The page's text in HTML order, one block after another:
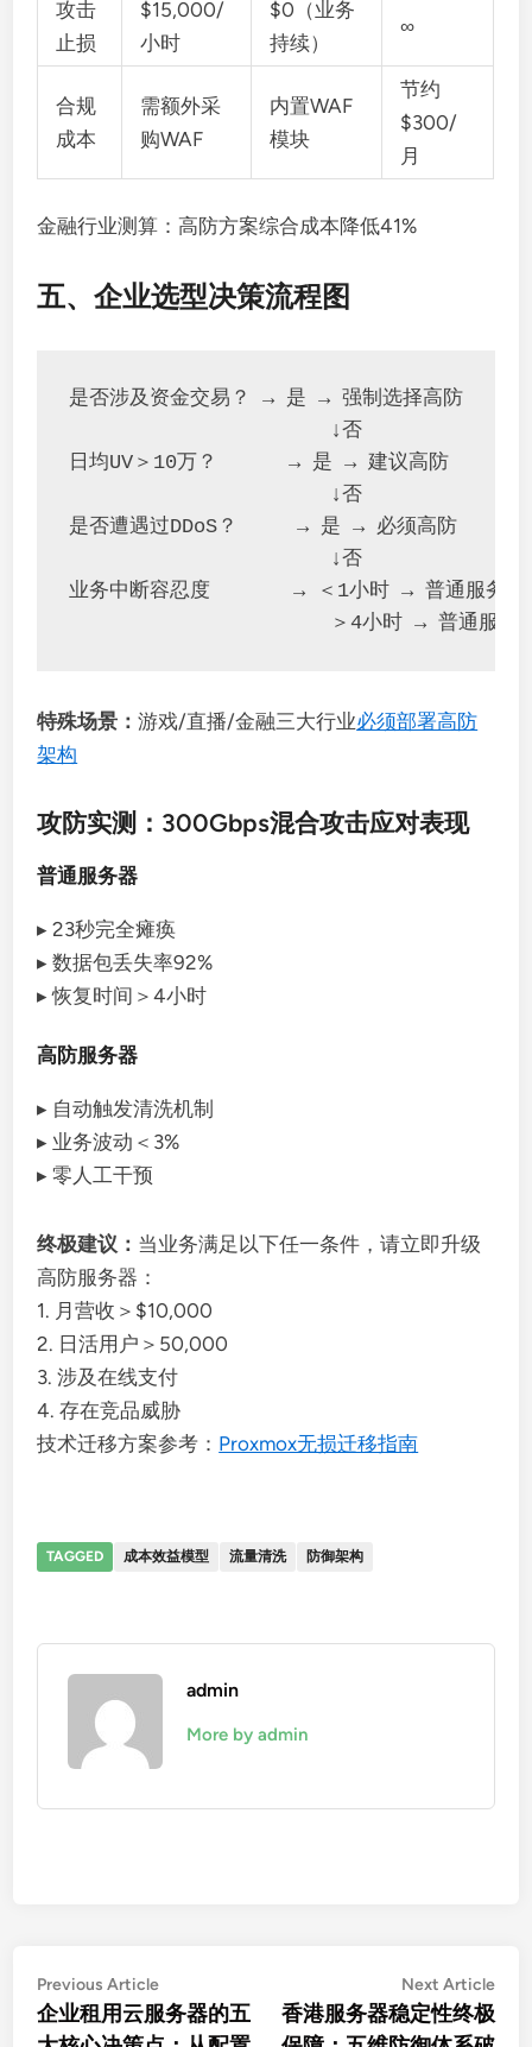
攻击
止损
$15,000/
小时
$0（业务
持续）
∞
合规
成本
需额外采
购WAF
内置WAF
模块
节约
$300/
月
金融行业测算：高防方案综合成本降低41%
五、企业选型决策流程图
是否涉及资金交易？ → 是 → 强制选择高防
                      ↓否
日均UV＞10万？      → 是 → 建议高防
                      ↓否
是否遭遇过DDoS？     → 是 → 必须高防
                      ↓否
业务中断容忍度       → ＜1小时 → 普通服务器
＞4小时 → 普通服务
特殊场景：游戏/直播/金融三大行业必须部署高防
架构
攻防实测：300Gbps混合攻击应对表现
普通服务器
▸ 23秒完全瘫痪
▸ 数据包丢失率92%
▸ 恢复时间＞4小时
高防服务器
▸ 自动触发清洗机制
▸ 业务波动＜3%
▸ 零人工干预
终极建议： 当业务满足以下任一条件，请立即升级
高防服务器：
1. 月营收＞$10,000
2. 日活用户＞50,000
3. 涉及在线支付
4. 存在竞品威胁
技术迁移方案参考： Proxmox无损迁移指南
TAGGED 成本效益模型 流量清洗 防御架构
admin
More by admin
文
章
Previous ArticlePrevious
article:
企业租用云服务器的五
Next Article
香港服务器稳定性终极